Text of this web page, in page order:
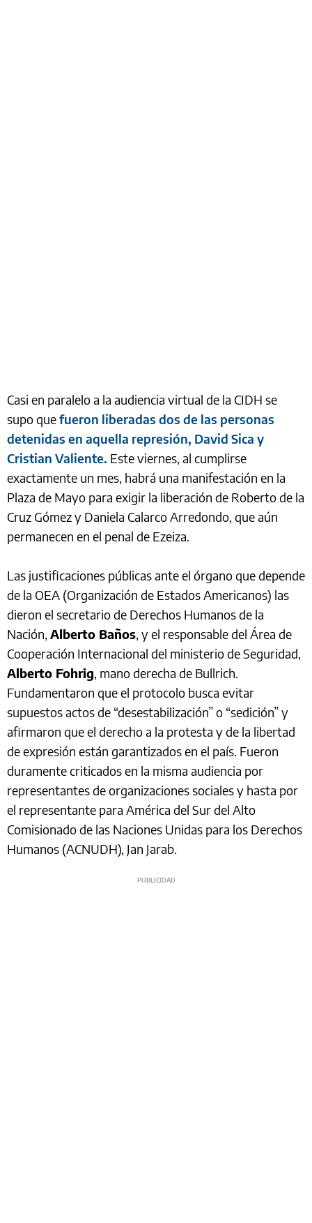
Casi en paralelo a la audiencia virtual de la CIDH se
supo quefueron liberadas dos de las personas
detenidas en aquella represión, David Sica y
Cristian Valiente. Este viernes, al cumplirse
exactamente un mes, habrá una manifestación en la
Plaza de Mayo para exigir la liberación de Roberto de la
Cruz Gómez y Daniela Calarco Arredondo, que aún
permanecen en el penal de Ezeiza.
Las justificaciones públicas ante el órgano que depende
de la OEA (Organización de Estados Americanos) las
dieron el secretario de Derechos Humanos de la
Nación, Alberto Baños, y el responsable del Área de
Cooperación Internacional del ministerio de Seguridad,
Alberto Fohrig, mano derecha de Bullrich.
Fundamentaron que el protocolo busca evitar
supuestos actos de “desestabilización” o “sedición” y
afirmaron que el derecho a la protesta y de la libertad
de expresión están garantizados en el país. Fueron
duramente criticados en la misma audiencia por
representantes de organizaciones sociales y hasta por
el representante para América del Sur del Alto
Comisionado de las Naciones Unidas para los Derechos
Humanos (ACNUDH), Jan Jarab.